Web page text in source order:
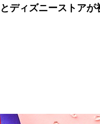
ディズニーストア